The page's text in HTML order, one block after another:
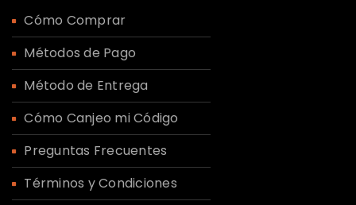
Cómo Comprar
Métodos de Pago
Método de Entrega
Cómo Canjeo mi Código
Preguntas Frecuentes
Términos y Condiciones